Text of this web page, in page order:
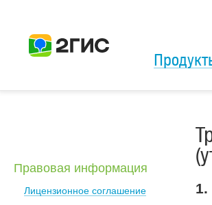
Правовая информация
Лицензионное соглашение
1.